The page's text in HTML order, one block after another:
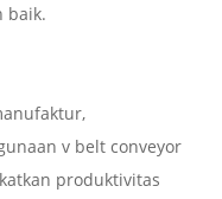
baik.
v belt conveyor
produktivitas